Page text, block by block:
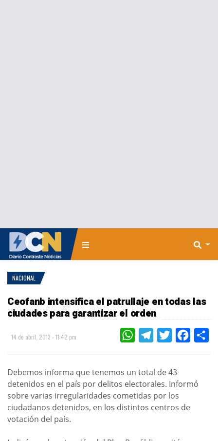
NACIONAL
Ceofanb intensifica el patrullaje en todas las
ciudades para garantizar el orden
14 de abril, 2013 - 11:42 pm WHATSAPPTELEGRAMTWITTER
Debemos informa que tenemos un total de 43
detenidos en el país por delitos electorales. Informó
sobre varias irregularidades cometidas por los
ciudadanos detenidos, en los distintos centros de
votación del país.